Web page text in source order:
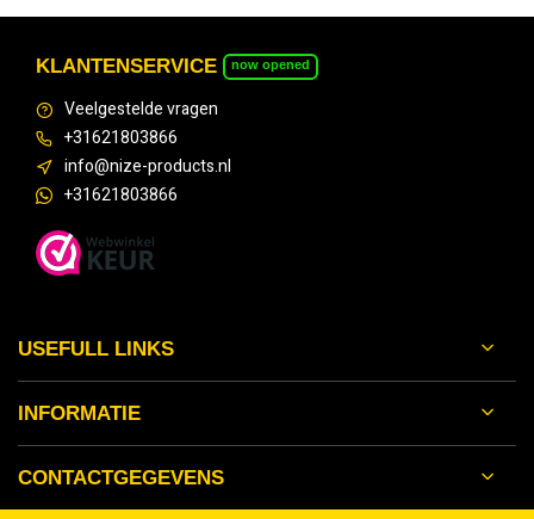
KLANTENSERVICE now opened
Veelgestelde vragen
+31621803866
info@nize-products.nl
+31621803866
USEFULL LINKS
INFORMATIE
CONTACTGEGEVENS